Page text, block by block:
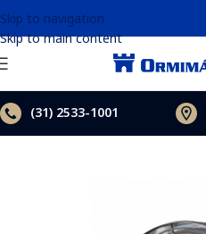
Skip to navigation
Skip to main content
(31) 2533-1001